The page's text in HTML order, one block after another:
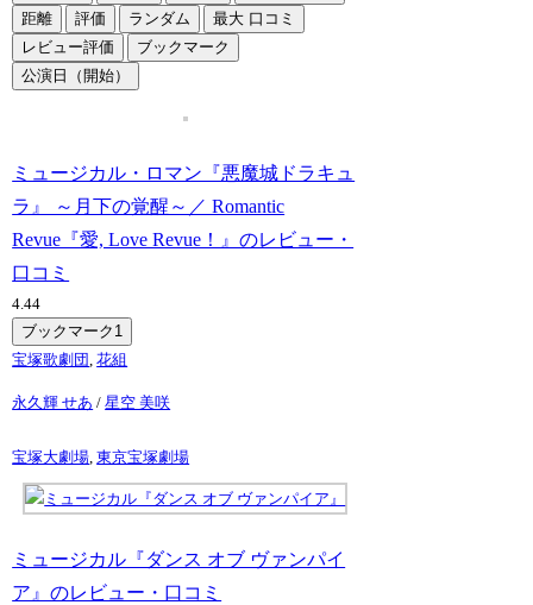
距離
評価 ランダム
最大 口コミ
レビュー評価
ブックマーク
公演日（開始）
ミュージカル・ロマン『悪魔城ドラキュ
ラ』 ～月下の覚醒～／ Romantic
Revue『愛, Love Revue！』のレビュー・
口コミ
4.44
ブックマーク 1
宝塚歌劇団 ,花組
永久輝 せあ /星空 美咲
宝塚大劇場,東京宝塚劇場
ミュージカル『ダンス オブ ヴァンパイ
ア』のレビュー・口コミ